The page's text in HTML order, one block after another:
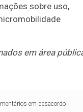
sobre uso,
em área
em desacordo